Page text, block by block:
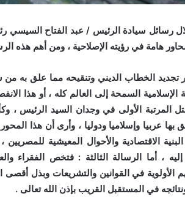
رسائل سيادة الرئيس / عبد الفتاح السيسي
هامة في رؤيته الإصلاحية ، ومن أهم هذه
الخطاب الديني وتنقيحه مما علق به من
الإسلامية السمحة إلى العالم كله ، أو هذا
المرتبة الأولى في وجدان السيد الرئيس ،
بها عربيا وإسلاميا ودوليا ، وأرى أن هذا
الاقتصادية والأحوال المعيشية
، أما الرسالة الثالثة : فتخص الفقراء
الأولوية في القوانين والتشريعات وبذل
في المستقبل القريب بإذن الله تعالى .